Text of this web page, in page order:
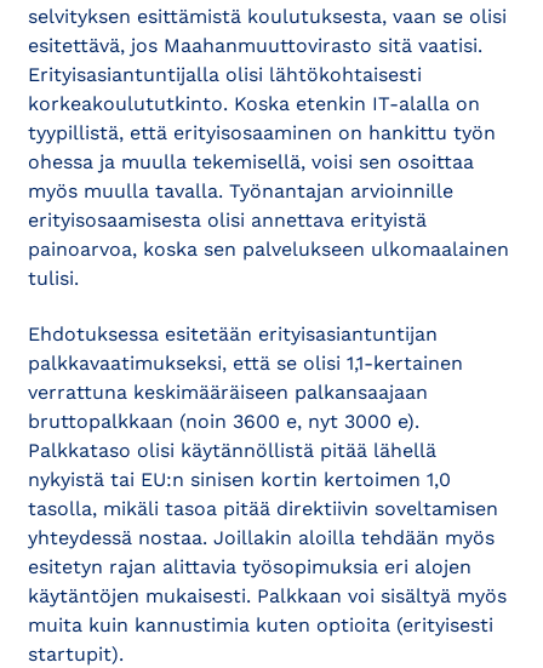
selvityksen esittämistä koulutuksesta, vaan se olisi
esitettävä, jos Maahanmuuttovirasto sitä vaatisi.
Erityisasiantuntijalla olisi lähtökohtaisesti
korkeakoulututkinto. Koska etenkin IT-alalla on
tyypillistä, että erityisosaaminen on hankittu työn
ohessa ja muulla tekemisellä, voisi sen osoittaa
myös muulla tavalla. Työnantajan arvioinnille
erityisosaamisesta olisi annettava erityistä
painoarvoa, koska sen palvelukseen ulkomaalainen
tulisi.
Ehdotuksessa esitetään erityisasiantuntijan
palkkavaatimukseksi, että se olisi 1,1-kertainen
verrattuna keskimääräiseen palkansaajaan
bruttopalkkaan (noin 3600 e, nyt 3000 e).
Palkkataso olisi käytännöllistä pitää lähellä
nykyistä tai EU:n sinisen kortin kertoimen 1,0
tasolla, mikäli tasoa pitää direktiivin soveltamisen
yhteydessä nostaa. Joillakin aloilla tehdään myös
esitetyn rajan alittavia työsopimuksia eri alojen
käytäntöjen mukaisesti. Palkkaan voi sisältyä myös
muita kuin kannustimia kuten optioita (erityisesti
startupit).